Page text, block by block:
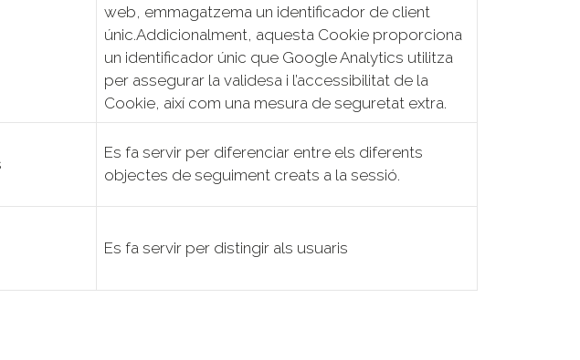
web, emmagatzema un identificador de client
únic.Addicionalment, aquesta Cookie proporciona
un identificador únic que Google Analytics utilitza
per assegurar la validesa i l’accessibilitat de la
Cookie, així com una mesura de seguretat extra.
Es fa servir per diferenciar entre els diferents
objectes de seguiment creats a la sessió.
Es fa servir per distingir als usuaris